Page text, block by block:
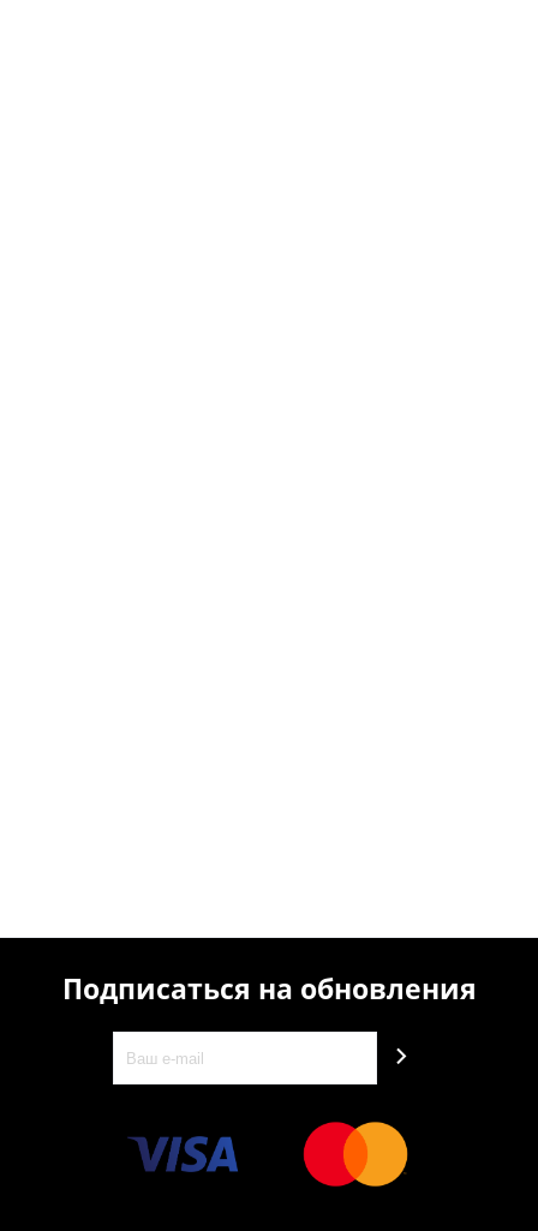
Подписаться на обновления